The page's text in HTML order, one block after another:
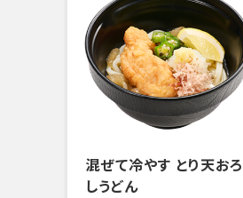
混ぜて冷やす とり天おろ
しうどん